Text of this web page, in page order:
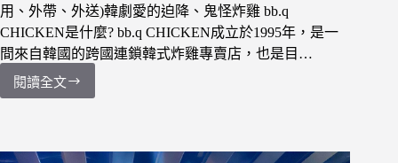
用、外帶、外送)韓劇愛的迫降、鬼怪炸雞 bb.q
CHICKEN是什麼? bb.q CHICKEN成立於1995年，是一
間來自韓國的跨國連鎖韓式炸雞專賣店，也是目…
閱讀全文
【食